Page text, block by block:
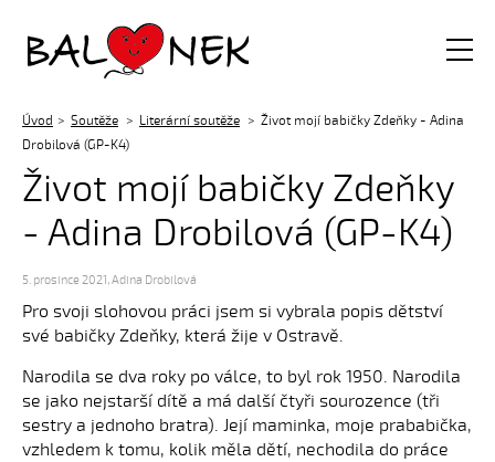
Balónek z.s.
Úvod Soutěže Literární soutěže
Život mojí babičky Zdeňky - Adina
Drobilová (GP-K4)
Život mojí babičky Zdeňky
- Adina Drobilová (GP-K4)
5. prosince 2021,Adina Drobilová
Pro svoji slohovou práci jsem si vybrala popis dětství
své babičky Zdeňky, která žije v Ostravě.
Narodila se dva roky po válce, to byl rok 1950. Narodila
se jako nejstarší dítě a má další čtyři sourozence (tři
sestry a jednoho bratra). Její maminka, moje prababička,
vzhledem k tomu, kolik měla dětí, nechodila do práce